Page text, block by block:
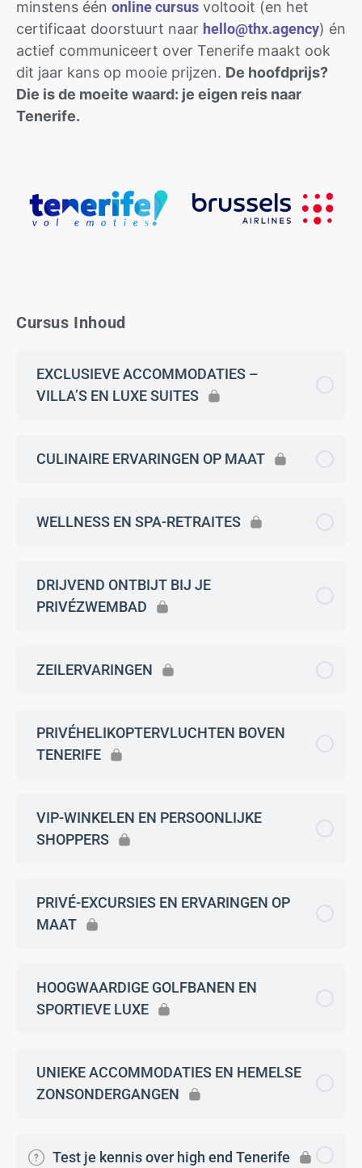
minstens één online cursus voltooit (en het
certificaat doorstuurt naar hello@thx.agency) én
actief communiceert over Tenerife maakt ook
dit jaar kans op mooie prijzen. De hoofdprijs?
Die is de moeite waard: je eigen reis naar
Tenerife.
Cursus Inhoud
EXCLUSIEVE ACCOMMODATIES –
VILLA’S EN LUXE SUITES
CULINAIRE ERVARINGEN OP MAAT
WELLNESS EN SPA-RETRAITES
DRIJVEND ONTBIJT BIJ JE
PRIVÉZWEMBAD
ZEILERVARINGEN
PRIVÉHELIKOPTERVLUCHTEN BOVEN
TENERIFE
VIP-WINKELEN EN PERSOONLIJKE
SHOPPERS
PRIVÉ-EXCURSIES EN ERVARINGEN OP
MAAT
HOOGWAARDIGE GOLFBANEN EN
SPORTIEVE LUXE
UNIEKE ACCOMMODATIES EN HEMELSE
ZONSONDERGANGEN
Test je kennis over high end Tenerife